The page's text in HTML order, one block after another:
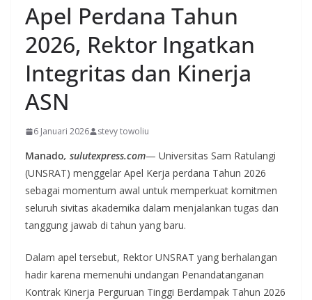
Apel Perdana Tahun
2026, Rektor Ingatkan
Integritas dan Kinerja
ASN
6 Januari 2026 stevy towoliu
Manado, sulutexpress.com— Universitas Sam Ratulangi
(UNSRAT) menggelar Apel Kerja perdana Tahun 2026
sebagai momentum awal untuk memperkuat komitmen
seluruh sivitas akademika dalam menjalankan tugas dan
tanggung jawab di tahun yang baru.
Dalam apel tersebut, Rektor UNSRAT yang berhalangan
hadir karena memenuhi undangan Penandatanganan
Kontrak Kinerja Perguruan Tinggi Berdampak Tahun 2026